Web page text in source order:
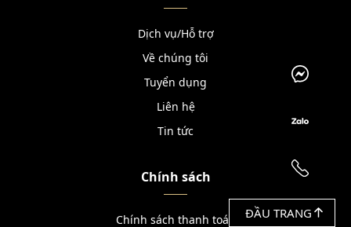
Dịch vụ/Hỗ trợ
Về chúng tôi
Tuyển dụng
Liên hệ
Tin tức
Chính sách
Chính sách thanh toán ĐẦU TRANG